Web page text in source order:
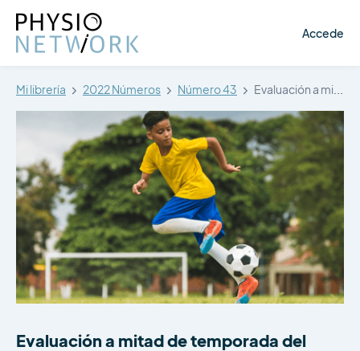
Accede
Mi librería 2022 Números Número 43
Evaluación a mitad de temporada del